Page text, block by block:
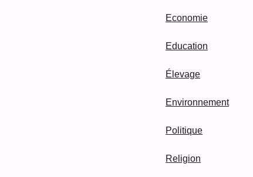
Economie
Education
Élevage
Environnement
Politique
Religion